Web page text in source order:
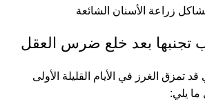
زراعة الأسنان الشائعة
تجنبها بعد خلع ضرس العقل
تمزق الغرز في الأيام القليلة الأولى
يلي: